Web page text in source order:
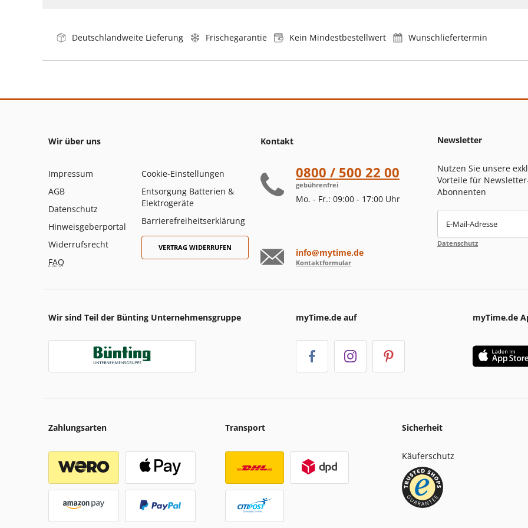
Deutschlandweite Lieferung Frischegarantie Kein Mindestbestellwert Wunschliefertermin
Wir über uns
Impressum
AGB
Datenschutz
Hinweisgeberportal
Widerrufsrecht
FAQ
Cookie-Einstellungen
Entsorgung Batterien &
Elektrogeräte
Barrierefreiheitserklärung
VERTRAG WIDERRUFEN
Kontakt
0800 / 500 22 00
gebührenfrei
Mo. - Fr.: 09:00 - 17:00 Uhr
info@mytime.de
Kontaktformular
Newsletter
Nutzen Sie unsere
Vorteile für
Abonnenten
E-Mail-Adresse
Datenschutz
Wir sind Teil der Bünting Unternehmensgruppe myTime.de auf myTime.de
Zahlungsarten Transport Sicherheit
Käuferschutz